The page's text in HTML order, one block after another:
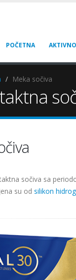
POČETNA
Meka sočiva
sočiva sa
su od silikon